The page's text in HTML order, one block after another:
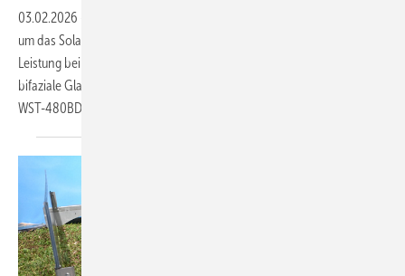
03.02.2026
um das Solarmodul WST-485BDX54-B2. Das Modul erreicht 485 Watt
Leistung bei einem Modulwirkungsgrad von 23,8 Prozent. Das
bifaziale Glas-Glas-Modul ersetzt das Vorgängermodell
WST-480BDX54-B2.